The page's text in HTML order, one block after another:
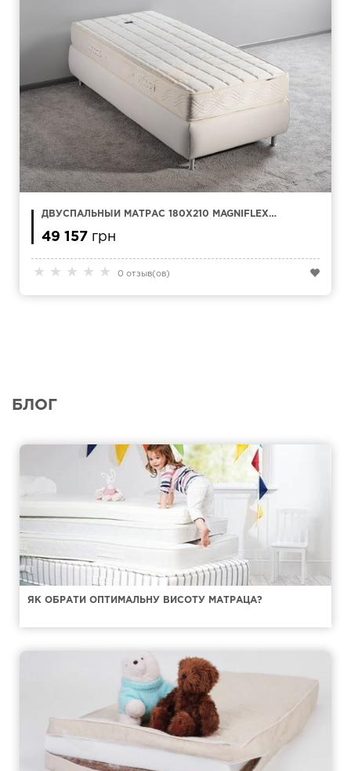
★ ★ ★ ★ ★ 0 отзыв(ов)
ДВУСПАЛЬНЫЙ МАТРАС 180Х210 MAGNIFLEX
49 157 грн
БЛОГ
ЯК ОБРАТИ ОПТИМАЛЬНУ ВИСОТУ МАТРАЦА?